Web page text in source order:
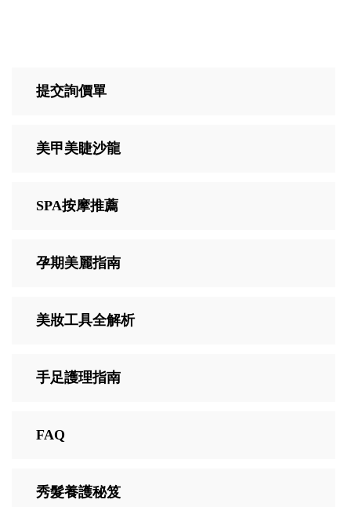
提交詢價單
美甲美睫沙龍
SPA按摩推薦
孕期美麗指南
美妝工具全解析
手足護理指南
FAQ
秀髮養護秘笈